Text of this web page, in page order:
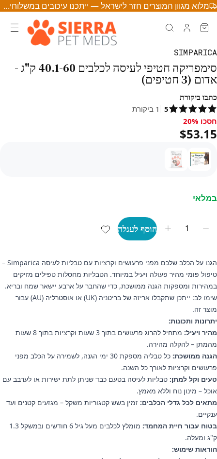
מלוא מגוון המוצרים חזר לישראל — ייתכנו עיכובים במשלוחים • לחצו לפרטים
SIMPARICA
סימפריקה חטיפי לעיסה לכלבים 40.1-60 ק"ג -
אדום (3 חטיפים)
כתבו ביקורת
5
1 ביקורת
חסכו 20%, $53.15
חסכו 20%
$53.15
במלאי
הוסף לעגלה
הגנו על הכלב שלכם מפני פרעושים וקרציות עם טבליות לעיסה Simparica –
טיפול פומי מהיר פעולה ויעיל במיוחד. הטבליות מחסלות טפילים מזיקים
במהירות ומספקות הגנה ממושכת, כדי שהחבר על ארבע יישאר שמח ובריא.
שימו לב: ייתכן שתקבלו אריזה של בריטניה (UK) או אוסטרליה (AU) עבור
מוצר זה.
יתרונות ותכונות:
מהיר ויעיל:
מתחיל להרוג פרעושים בתוך 3 שעות וקרציות בתוך 8 שעות
מהמתן – להקלה מהירה.
הגנה ממושכת:
כל טבליה מספקת 30 ימי הגנה, לשמירה על הכלב מפני
פרעושים וקרציות לאורך כל השנה.
טעים וקל למתן: טבליות לעיסה בטעם כבד שניתן לתת ישירות או לערבב עם
אוכל – מינון נוח וללא מאמץ.
מתאים לכל גדלי הכלבים: זמין בשש קטגוריות משקל – מגזעים קטנים ועד
ענקיים.
בטוח עבור חיית המחמד:
מומלץ לכלבים מעל גיל 6 חודשים ובמשקל 1.3
ק"ג ומעלה.
הוראות שימוש: